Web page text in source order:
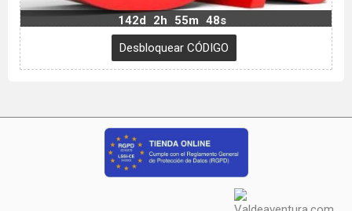
142d 2h 55m 47s